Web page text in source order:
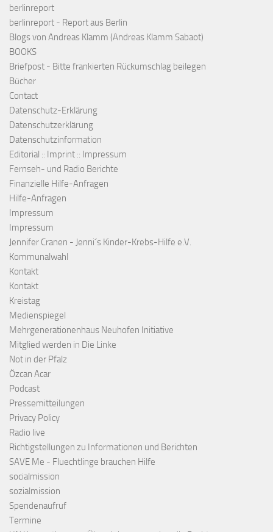
berlinreport
berlinreport - Report aus Berlin
Blogs von Andreas Klamm (Andreas Klamm Sabaot)
BOOKS
Briefpost - Bitte frankierten Rückumschlag beilegen
Bücher
Contact
Datenschutz-Erklärung
Datenschutzerklärung
Datenschutzinformation
Editorial :: Imprint :: Impressum
Fernseh- und Radio Berichte
Finanzielle Hilfe-Anfragen
Hilfe-Anfragen
Impressum
Impressum
Jennifer Cranen - Jenni´s Kinder-Krebs-Hilfe e.V.
Kommunalwahl
Kontakt
Kontakt
Kreistag
Medienspiegel
Mehrgenerationenhaus Neuhofen Initiative
Mitglied werden in Die Linke
Not in der Pfalz
Özcan Acar
Podcast
Pressemitteilungen
Privacy Policy
Radio live
Richtigstellungen zu Informationen und Berichten
SAVE Me - Fluechtlinge brauchen Hilfe
socialmission
sozialmission
Spendenaufruf
Termine